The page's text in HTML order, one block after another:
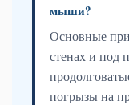
мыши?
Основные
стенах и под
погрызы на